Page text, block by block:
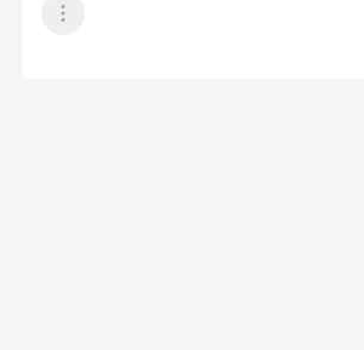
عرض القائمة